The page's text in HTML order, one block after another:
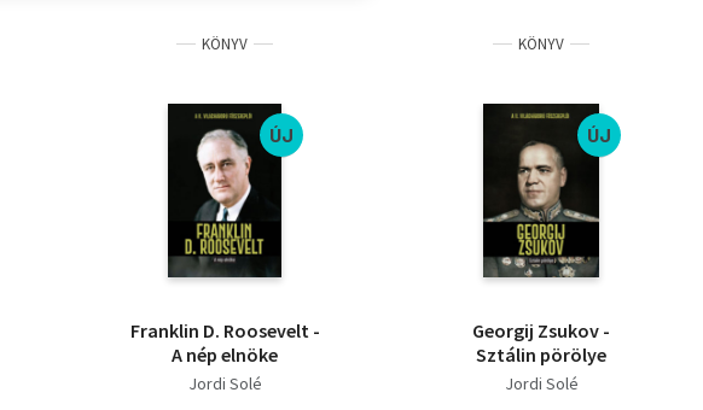
KÖNYV
ÚJ
Franklin D. Roosevelt -
A nép elnöke
Jordi Solé
KÖNYV
ÚJ
Georgij Zsukov -
Sztálin pörölye
Jordi Solé